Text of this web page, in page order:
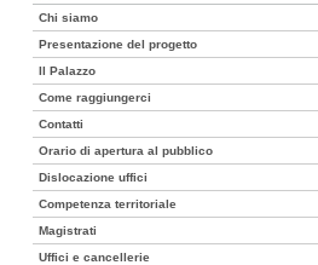
Chi siamo
Presentazione del progetto
Il Palazzo
Come raggiungerci
Contatti
Orario di apertura al pubblico
Dislocazione uffici
Competenza territoriale
Magistrati
Uffici e cancellerie